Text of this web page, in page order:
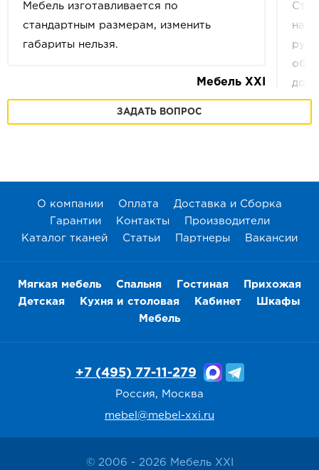
Мебель изготавливается по
стандартным размерам, изменить
габариты нельзя.
Мебель XXI
руб.
ЗАДАТЬ ВОПРОС
О компании Оплата
Доставка и Сборка
Гарантии
Контакты
Производители
Каталог тканей
Статьи Партнеры Вакансии
Мягкая мебель Спальня Гостиная
Прихожая
Детская
Кухня и столовая Кабинет
Шкафы
Мебель
© 2006 - 2026 Мебель XXI
+7 (495) 77-11-279
Россия, Москва
mebel@mebel-xxi.ru